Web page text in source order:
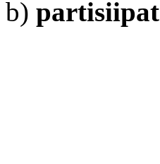
b) partisiipat